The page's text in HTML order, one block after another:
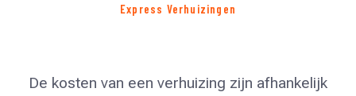
Express Verhuizingen
De kosten van een verhuizing zijn afhankelijk